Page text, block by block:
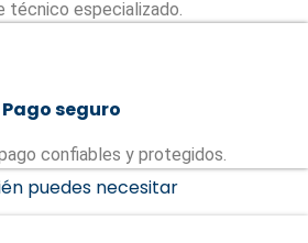
técnico especializado.
Pago seguro
confiables y protegidos.
puedes necesitar